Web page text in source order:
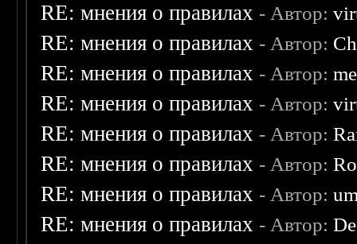
RE: мнения о правилах - Автор:
RE: мнения о правилах - Автор:
RE: мнения о правилах - Автор:
RE: мнения о правилах - Автор:
RE: мнения о правилах - Автор:
RE: мнения о правилах - Автор:
RE: мнения о правилах - Автор:
RE: мнения о правилах - Автор: